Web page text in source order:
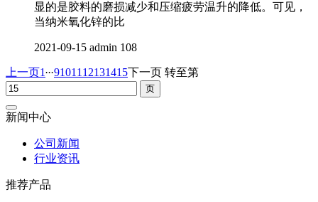
显的是胶料的磨损减少和压缩疲劳温升的降低。可见，
当纳米氧化锌的比
2021-09-15 admin 108
上一页1...91011 12131415下一页 转至第
新闻中心
公司新闻
行业资讯
推荐产品